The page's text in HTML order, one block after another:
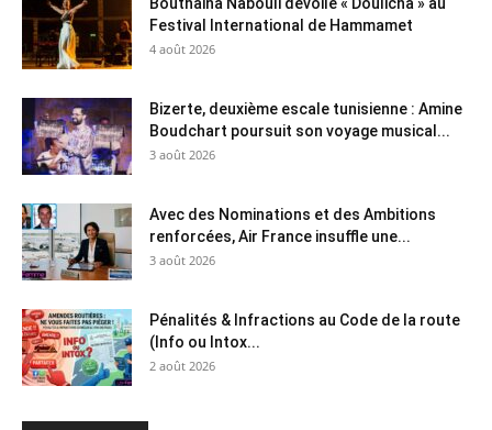
Festival International de Hammamet
4 août 2026
Bizerte, deuxième escale tunisienne : Amine
Boudchart poursuit son voyage musical...
3 août 2026
Avec des Nominations et des Ambitions
renforcées, Air France insuffle une...
3 août 2026
Pénalités & Infractions au Code de la route
(Info ou Intox...
2 août 2026